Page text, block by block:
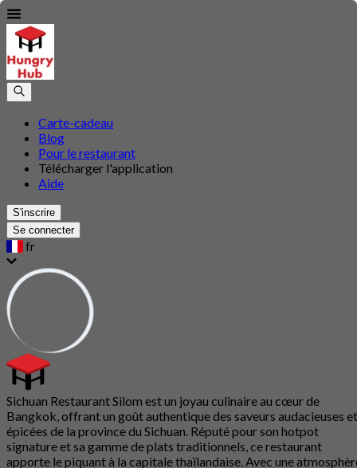
Carte-cadeau
Blog
Pour le restaurant
Télécharger l'application
Aide
S'inscrire
Se connecter
fr
Sichuan Restaurant Silom est un joyau culinaire au cœur de
Bangkok, offrant un goût authentique des saveurs audacieuses et
épicées de la province du Sichuan. Réputé pour son hotpot
signature et sa gamme de plats traditionnels, ce restaurant
apporte le piquant à la capitale thaïlandaise. Avec une